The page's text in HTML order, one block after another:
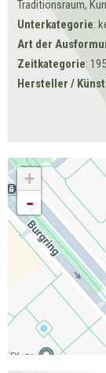
Traditionsraum,
Unterkategorie:
Art der
Zeitkategorie:
Hersteller /
+
-